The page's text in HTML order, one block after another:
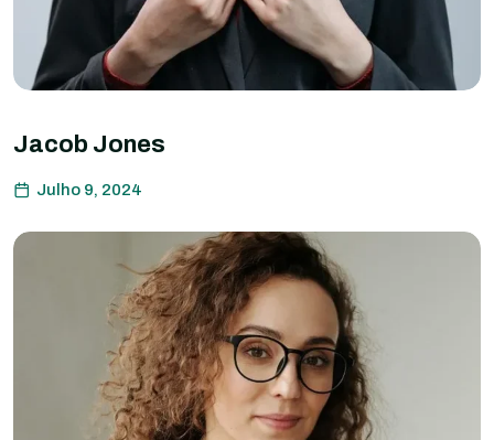
Jacob Jones
Julho 9, 2024